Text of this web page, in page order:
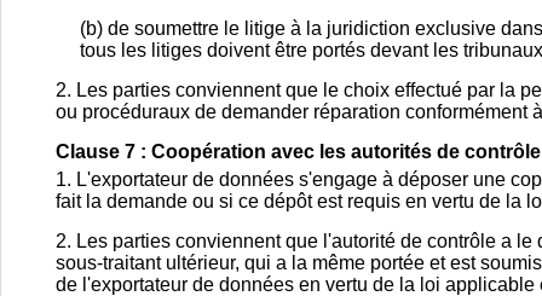
(b) de soumettre le litige à la juridiction exclusive
tous les litiges doivent être portés devant les
2. Les parties conviennent que le choix effectué par la
ou procéduraux de demander réparation
Clause 7 : Coopération avec les autorités de contrôle
1. L'exportateur de données s'engage à déposer une
fait la demande ou si ce dépôt est requis en vertu de la
2. Les parties conviennent que l'autorité de contrôle a
sous-traitant ultérieur, qui a la même portée et est
de l'exportateur de données en vertu de la loi